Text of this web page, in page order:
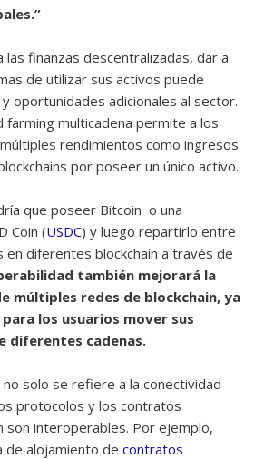
las finanzas descentralizadas, dar a
de utilizar sus activos puede
oportunidades adicionales al sector.
farming multicadena permite a los
rendimientos como ingresos
por poseer un único activo.
que poseer Bitcoin o una
Coin (USDC) y luego repartirlo entre
diferentes blockchain a través de
también mejorará la
múltiples redes de blockchain, ya
los usuarios mover sus
diferentes cadenas.
solo se refiere a la conectividad
protocolos y los contratos
son interoperables. Por ejemplo,
de alojamiento de contratos